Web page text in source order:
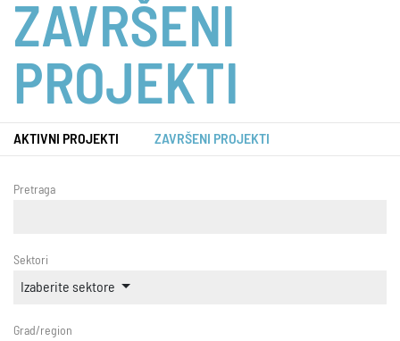
ZAVRŠENI
PROJEKTI
AKTIVNI PROJEKTI ZAVRŠENI PROJEKTI
Pretraga
Sektori
Izaberite sektore
Grad/region